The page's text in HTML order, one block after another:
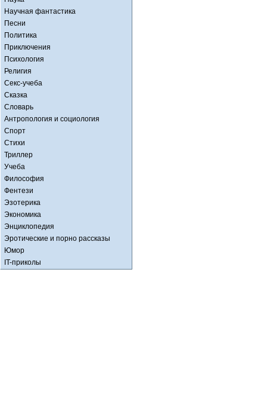
Научная фантастика
Песни
Политика
Приключения
Психология
Религия
Секс-учеба
Сказка
Словарь
Антропология и социология
Спорт
Стихи
Триллер
Учеба
Философия
Фентези
Эзотерика
Экономика
Энциклопедия
Эротические и порно рассказы
Юмор
IT-приколы